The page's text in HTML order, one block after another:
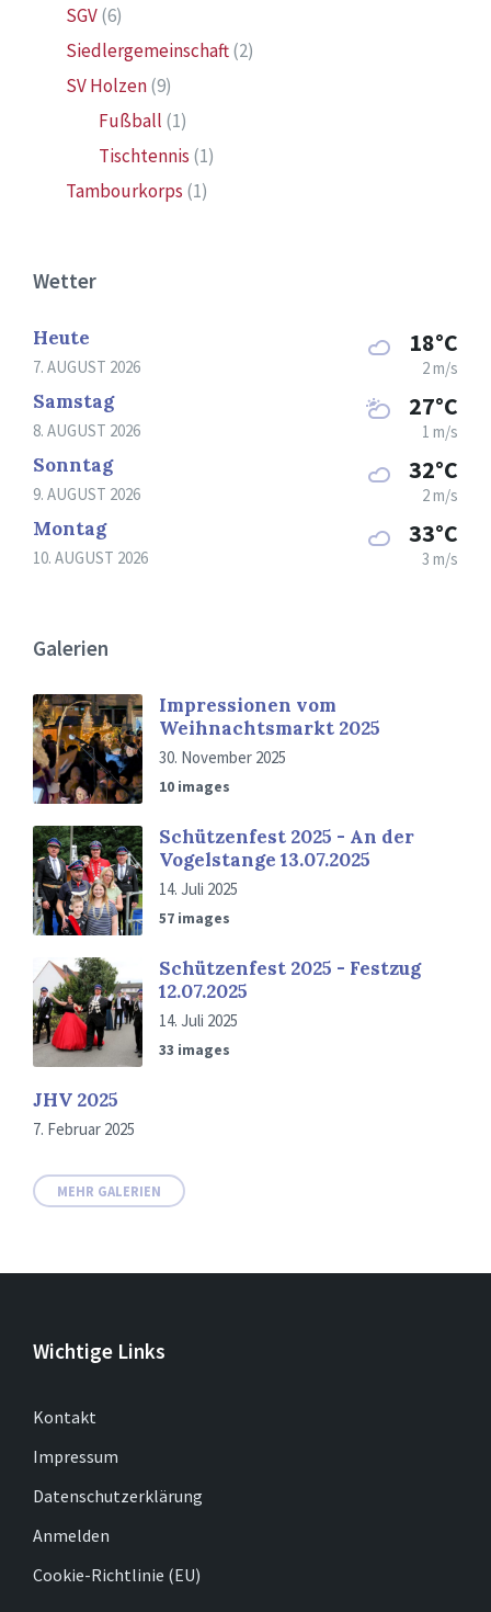
SGV(6)
Siedlergemeinschaft(2)
SV Holzen(9)
Fußball (1)
Tischtennis (1)
Tambourkorps (1)
Wetter
Heute
7. AUGUST 2026
18°C
2 m/s
Samstag
8. AUGUST 2026
27°C
1 m/s
Sonntag
9. AUGUST 2026
32°C
2 m/s
Montag
10. AUGUST 2026
33°C
3 m/s
Galerien
Impressionen vom
Weihnachtsmarkt 2025
30. November 2025
10 images
Schützenfest 2025 - An der
Vogelstange 13.07.2025
14. Juli 2025
57 images
Schützenfest 2025 - Festzug
12.07.2025
14. Juli 2025
33 images
JHV 2025
7. Februar 2025
MEHR GALERIEN
Wichtige Links
Kontakt
Impressum
Datenschutzerklärung
Anmelden
Cookie-Richtlinie (EU)